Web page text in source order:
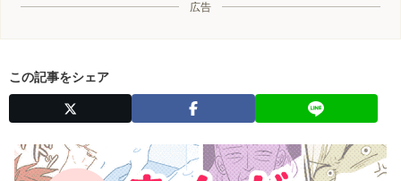
広告
この記事をシェア